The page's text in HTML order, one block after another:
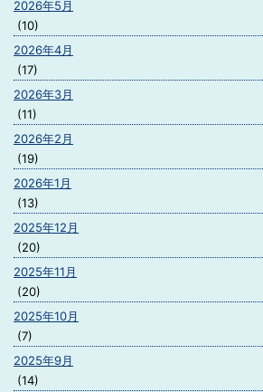
2026年5月
(10)
2026年4月
(17)
2026年3月
(11)
2026年2月
(19)
2026年1月
(13)
2025年12月
(20)
2025年11月
(20)
2025年10月
(7)
2025年9月
(14)